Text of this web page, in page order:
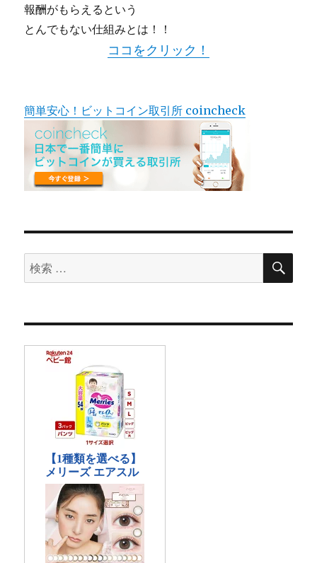
報酬がもらえるという
とんでもない仕組みとは！！
ココをクリック！
簡単安心！ビットコイン取引所 coincheck
検
索
象:
検